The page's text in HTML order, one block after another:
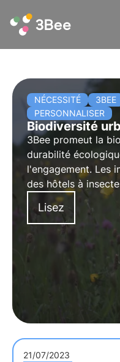
NÉCESSITÉ 3BEE
PERSONNALISER
Biodiversité
3Bee promeut la
durabilité
l'engagement. Les
des hôtels à
et des
plus dans cet article.
Lisez
21/07/2023